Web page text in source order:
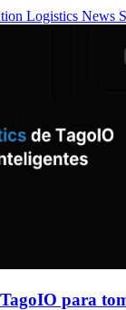
Logistics News
para